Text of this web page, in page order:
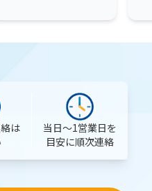
は
当日〜1営業日を
目安に順次連絡